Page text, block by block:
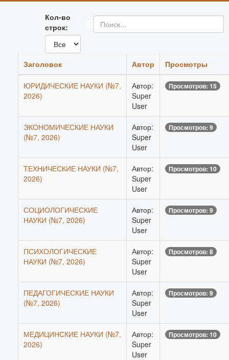
Кол-во
строк:
Заголовок Автор Просмотры
ЮРИДИЧЕСКИЕ НАУКИ (№7,
2026)
Автор:
Super
User
Просмотров: 15
ЭКОНОМИЧЕСКИЕ НАУКИ
(№7, 2026)
Автор:
Super
User
Просмотров: 9
ТЕХНИЧЕСКИЕ НАУКИ (№7,
2026)
Автор:
Super
User
Просмотров: 10
СОЦИОЛОГИЧЕСКИЕ
НАУКИ (№7, 2026)
Автор:
Super
User
Просмотров: 9
ПСИХОЛОГИЧЕСКИЕ
НАУКИ (№7, 2026)
Автор:
Super
User
Просмотров: 8
ПЕДАГОГИЧЕСКИЕ НАУКИ
(№7, 2026)
Автор:
Super
User
Просмотров: 9
МЕДИЦИНСКИЕ НАУКИ (№7,
2026)
Автор:
Super
User
Просмотров: 10